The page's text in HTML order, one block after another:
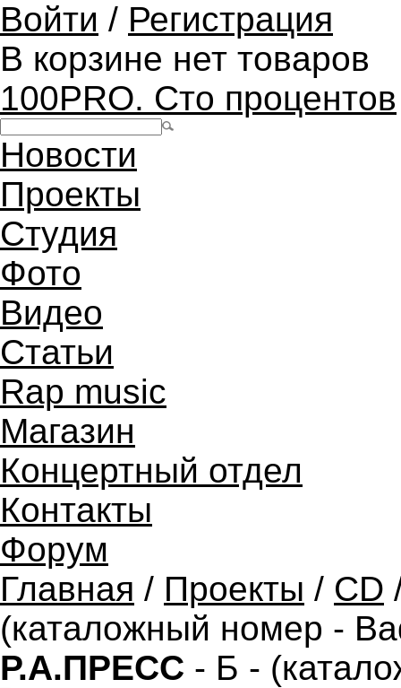
Войти / Регистрация
В корзине нет товаров
100PRO. Сто процентов
Новости
Проекты
Студия
Фото
Видео
Статьи
Rap music
Магазин
Концертный отдел
Контакты
Форум
Главная / Проекты / CD
(каталожный номер -
Р.А.ПРЕСС - Б -